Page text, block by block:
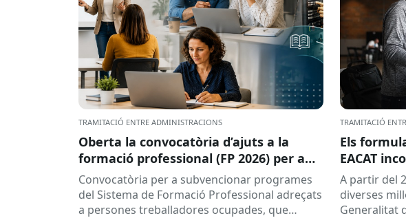
TRAMITACIÓ ENTRE ADMINISTRACIONS
Oberta la convocatòria d’ajuts a la
formació professional (FP 2026) per a
persones treballadores ocupades
Convocatòria per a subvencionar programes
del Sistema de Formació Professional adreçats
a persones treballadores ocupades, que
TRAMITACIÓ
Els
EACAT
la
A partir del
diverses
Generalitat